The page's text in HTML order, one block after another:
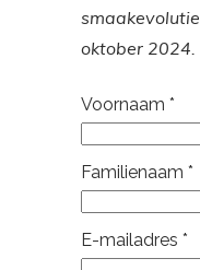
oktober 2024.
Voornaam *
Familienaam *
E-mailadres *